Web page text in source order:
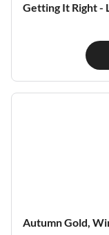
Getting It Right -
Autumn Gold,